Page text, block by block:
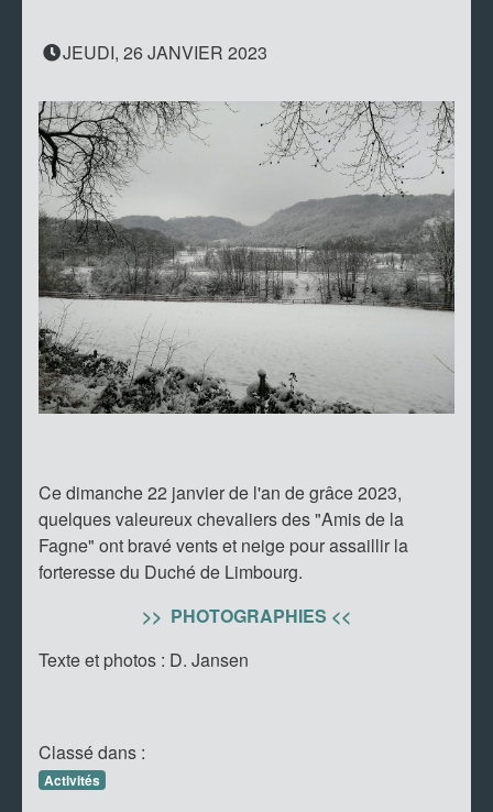
JEUDI, 26 JANVIER 2023
Ce dimanche 22 janvier de l'an de grâce 2023,
quelques valeureux chevaliers des "Amis de la
Fagne" ont bravé vents et neige pour assaillir la
forteresse du Duché de Limbourg.
>> PHOTOGRAPHIES <<
Texte et photos : D. Jansen
Classé dans :
Activités